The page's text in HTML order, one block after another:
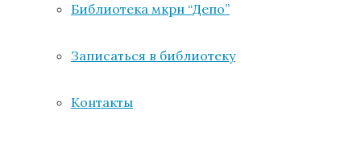
Библиотека мкрн “Депо”
Записаться в библиотеку
Контакты